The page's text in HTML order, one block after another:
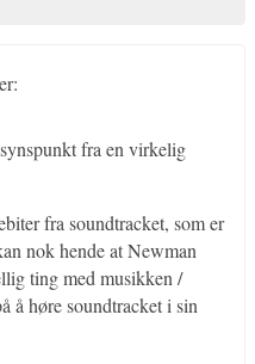
fra en virkelig
fra soundtracket, som er
nok hende at Newman
ting med musikken /
å høre soundtracket i sin